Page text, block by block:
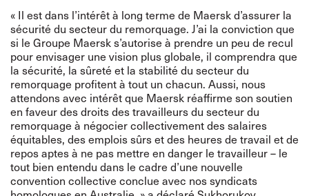
« Il est dans l’intérêt à long terme de Maersk d’assurer la
sécurité du secteur du remorquage. J’ai la conviction que
si le Groupe Maersk s’autorise à prendre un peu de recul
pour envisager une vision plus globale, il comprendra que
la sécurité, la sûreté et la stabilité du secteur du
remorquage profitent à tout un chacun. Aussi, nous
attendons avec intérêt que Maersk réaffirme son soutien
en faveur des droits des travailleurs du secteur du
remorquage à négocier collectivement des salaires
équitables, des emplois sûrs et des heures de travail et de
repos aptes à ne pas mettre en danger le travailleur – le
tout bien entendu dans le cadre d’une nouvelle
convention collective conclue avec nos syndicats